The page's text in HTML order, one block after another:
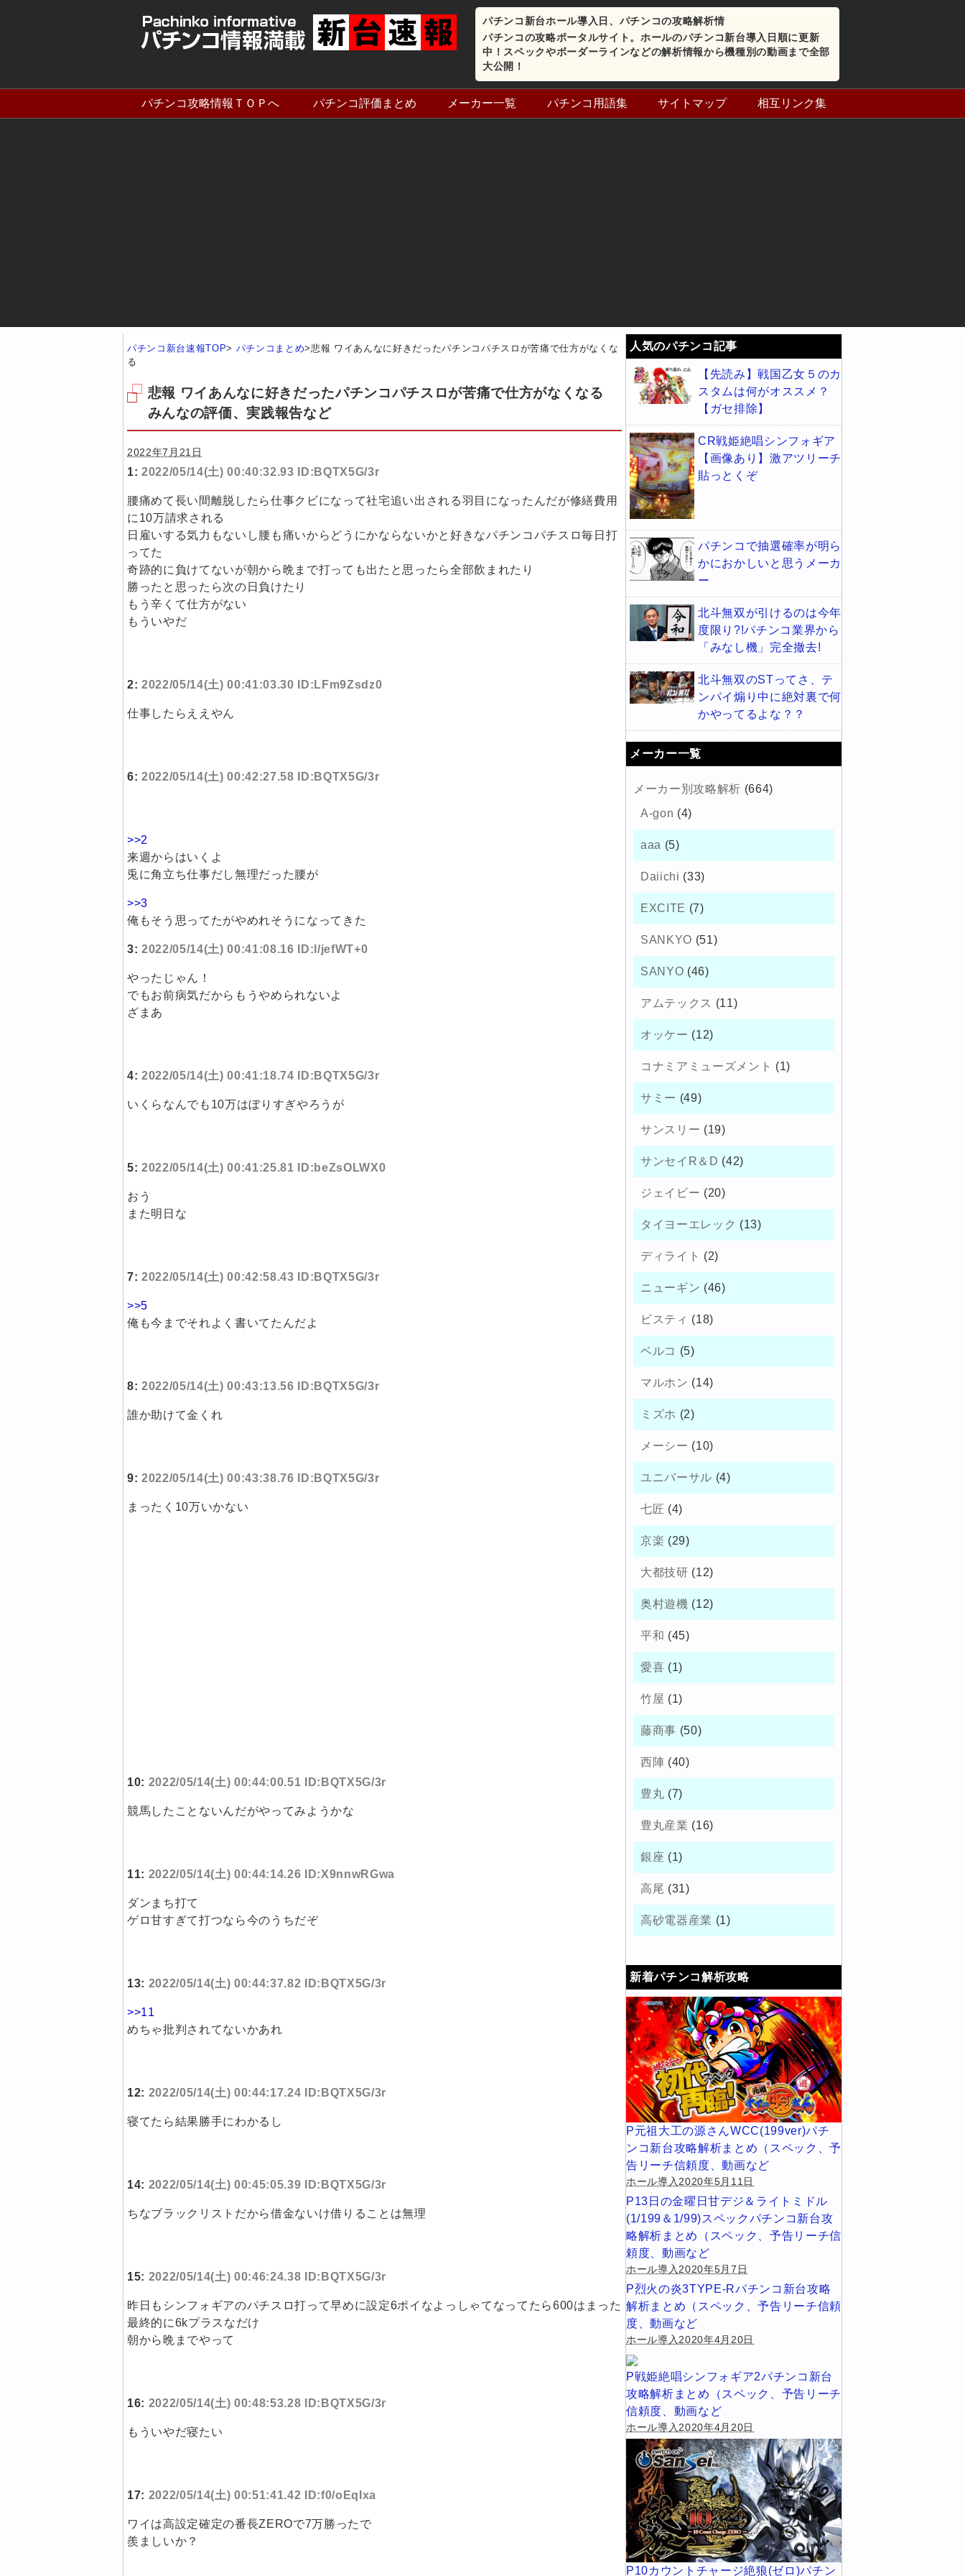
パチンコ新台ホール導入日、パチンコの攻略解析情
パチンコの攻略ポータルサイト。ホールのパチンコ新台導入日順に更新
中！スペックやボーダーラインなどの解析情報から機種別の動画まで全部
大公開！
パチンコ攻略情報ＴＯＰへ パチンコ評価まとめ メーカー一覧 パチンコ用語集 サイトマップ 相互リンク集
パチンコ新台速報TOP> パチンコまとめ>悲報 ワイあんなに好きだったパチンコパチスロが苦痛で仕方がなくな
る
悲報 ワイあんなに好きだったパチンコパチスロが苦痛で仕方がなくなる
みんなの評価、実践報告など
2022年7月21日
1: 2022/05/14(土) 00:40:32.93 ID:BQTX5G/3r
腰痛めて長い間離脱したら仕事クビになって社宅追い出される羽目になったんだが修繕費用
に10万請求される
日雇いする気力もないし腰も痛いからどうにかならないかと好きなパチンコパチスロ毎日打
ってた
奇跡的に負けてないが朝から晩まで打っても出たと思ったら全部飲まれたり
勝ったと思ったら次の日負けたり
もう辛くて仕方がない
もういやだ
2: 2022/05/14(土) 00:41:03.30 ID:LFm9Zsdz0
仕事したらええやん
6: 2022/05/14(土) 00:42:27.58 ID:BQTX5G/3r
>>2
来週からはいくよ
兎に角立ち仕事だし無理だった腰が
>>3
俺もそう思ってたがやめれそうになってきた
3: 2022/05/14(土) 00:41:08.16 ID:l/jefWT+0
やったじゃん！
でもお前病気だからもうやめられないよ
ざまあ
4: 2022/05/14(土) 00:41:18.74 ID:BQTX5G/3r
いくらなんでも10万はぼりすぎやろうが
5: 2022/05/14(土) 00:41:25.81 ID:beZsOLWX0
おう
また明日な
7: 2022/05/14(土) 00:42:58.43 ID:BQTX5G/3r
>>5
俺も今までそれよく書いてたんだよ
8: 2022/05/14(土) 00:43:13.56 ID:BQTX5G/3r
誰か助けて金くれ
9: 2022/05/14(土) 00:43:38.76 ID:BQTX5G/3r
まったく10万いかない
10: 2022/05/14(土) 00:44:00.51 ID:BQTX5G/3r
競馬したことないんだがやってみようかな
11: 2022/05/14(土) 00:44:14.26 ID:X9nnwRGwa
ダンまち打て
ゲロ甘すぎて打つなら今のうちだぞ
13: 2022/05/14(土) 00:44:37.82 ID:BQTX5G/3r
>>11
めちゃ批判されてないかあれ
12: 2022/05/14(土) 00:44:17.24 ID:BQTX5G/3r
寝てたら結果勝手にわかるし
14: 2022/05/14(土) 00:45:05.39 ID:BQTX5G/3r
ちなブラックリストだから借金ないけ借りることは無理
15: 2022/05/14(土) 00:46:24.38 ID:BQTX5G/3r
昨日もシンフォギアのパチスロ打って早めに設定6ポイなよっしゃてなってたら600はまった
最終的に6kプラスなだけ
朝から晩までやって
16: 2022/05/14(土) 00:48:53.28 ID:BQTX5G/3r
もういやだ寝たい
17: 2022/05/14(土) 00:51:41.42 ID:f0/oEqIxa
ワイは高設定確定の番長ZEROで7万勝ったで
羨ましいか？
人気のパチンコ記事
【先読み】戦国乙女５のカ
スタムは何がオススメ？
【ガセ排除】
CR戦姫絶唱シンフォギア
【画像あり】激アツリーチ
貼っとくぞ
パチンコで抽選確率が明ら
かにおかしいと思うメーカ
ー
北斗無双が引けるのは今年
度限り?!パチンコ業界から
「みなし機」完全撤去!
北斗無双のSTってさ、テ
ンパイ煽り中に絶対裏で何
かやってるよな？？
メーカー一覧
メーカー別攻略解析 (664)
A-gon (4)
aaa (5)
Daiichi (33)
EXCITE (7)
SANKYO (51)
SANYO (46)
アムテックス (11)
オッケー (12)
コナミアミューズメント (1)
サミー (49)
サンスリー (19)
サンセイR＆D (42)
ジェイビー (20)
タイヨーエレック (13)
ディライト (2)
ニューギン (46)
ビスティ (18)
ベルコ (5)
マルホン (14)
ミズホ (2)
メーシー (10)
ユニバーサル (4)
七匠 (4)
京楽 (29)
大都技研 (12)
奥村遊機 (12)
平和 (45)
愛喜 (1)
竹屋 (1)
藤商事 (50)
西陣 (40)
豊丸 (7)
豊丸産業 (16)
銀座 (1)
高尾 (31)
高砂電器産業 (1)
新着パチンコ解析攻略
P元祖大工の源さんWCC(199ver)パチ
ンコ新台攻略解析まとめ（スペック、予
告リーチ信頼度、動画など
ホール導入2020年5月11日
P13日の金曜日甘デジ＆ライトミドル
(1/199＆1/99)スペックパチンコ新台攻
略解析まとめ（スペック、予告リーチ信
頼度、動画など
ホール導入2020年5月7日
P烈火の炎3TYPE-Rパチンコ新台攻略
解析まとめ（スペック、予告リーチ信頼
度、動画など
ホール導入2020年4月20日
P戦姫絶唱シンフォギア2パチンコ新台
攻略解析まとめ（スペック、予告リーチ
信頼度、動画など
ホール導入2020年4月20日
P10カウントチャージ絶狼(ゼロ)パチン